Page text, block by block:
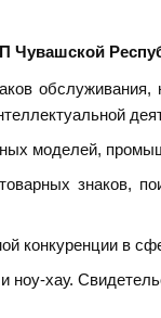
Чувашской
моделей,
знаков,
конкуренции в
ноу-хау.